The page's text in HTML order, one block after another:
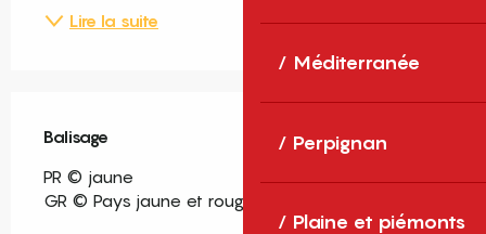
Méditerranée
Perpignan
Plaine et piémonts
Lire la suite
Balisage
PR © jaune
GR © Pays jaune et rouge